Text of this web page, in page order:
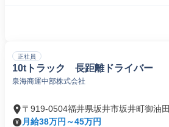
正社員
10tトラック 長距離ドライバー
泉海商運中部株式会社
〒919-0504福井県坂井市坂井町御油田
月給38万円～45万円